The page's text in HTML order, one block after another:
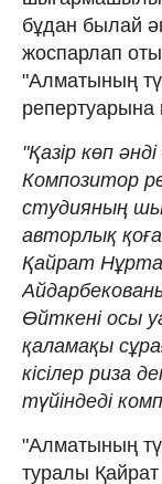
бұдан былай
жоспарлап
"Алматының
репертуарына
"Қазір көп
Композитор
студияның
авторлық
Қайрат
Өйткені осы
қаламақы
кісілер риза
түйіндеді
"Алматының
туралы